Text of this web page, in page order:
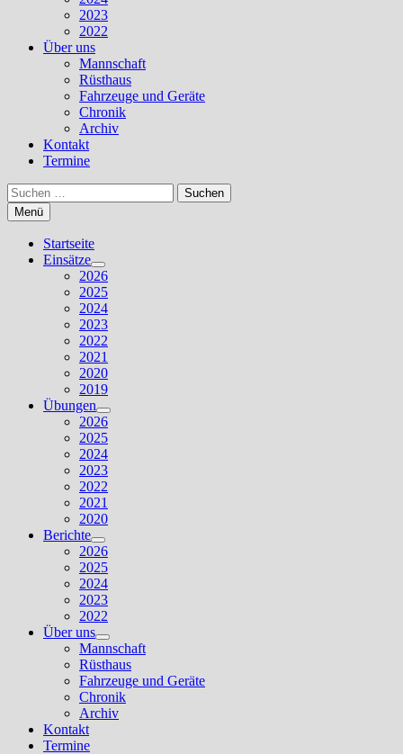
2023
2022
Über uns
Mannschaft
Rüsthaus
Fahrzeuge und Geräte
Chronik
Archiv
Kontakt
Termine
Suchen
nach:
Menü
Startseite
Einsätze
Untermenü
anzeigen
2026
2025
2024
2023
2022
2021
2020
2019
Übungen
Untermenü
anzeigen
2026
2025
2024
2023
2022
2021
2020
Berichte
Untermenü
anzeigen
2026
2025
2024
2023
2022
Über uns
Untermenü
anzeigen
Mannschaft
Rüsthaus
Fahrzeuge und Geräte
Chronik
Archiv
Kontakt
Termine